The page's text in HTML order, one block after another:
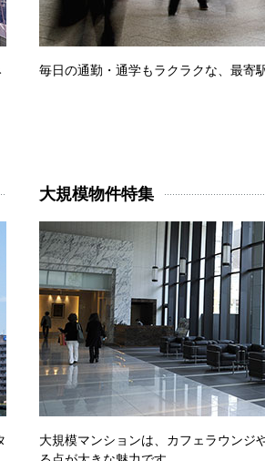
毎日の通勤・通学もラクラクな、最寄
大規模物件特集
大規模マンションは、カフェラウンジ